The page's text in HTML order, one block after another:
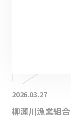
2026.03.27
柳瀬川漁業組合